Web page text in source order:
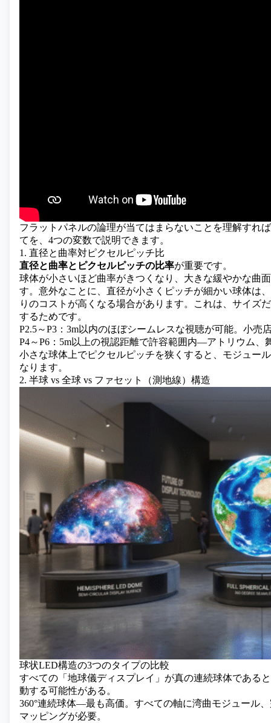
フラットパネルの論理が当てはまらないことを理解すれ
てを、4つの変数で説明できます。
1. 直径と曲率対ピクセルピッチ比
直径と曲率とピクセルピッチの比率が重要です。
球体が小さいほど曲率がきつくなり、大きな緩やかな曲
す。意外なことに、直径が小さくピッチが細かい球体は
りのコストが高くなる場合があります。これは、サイズ
するためです。
P2.5～P3：3m以内のほぼシームレスな視聴が可能。小売
P4～P6：5m以上の視認距離で許容範囲内—アトリウム、
小さな球体上でピクセルピッチを狭くすると、モジュー
なります。
2. 半球 vs 全球 vs ファセット（測地線）構造
球状LED構造の3つのタイプの比較
すべての「地球儀ディスプレイ」が真の連続球体である
動する可能性がある。
360°連続球体—最も高価。すべての軸に湾曲モジュール
マッピングが必要。